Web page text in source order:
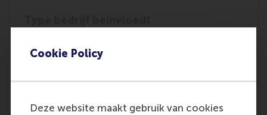
Cookie Policy
Deze website maakt gebruik van cookies
Outlet:
Mainport News Media Type:
Unknown